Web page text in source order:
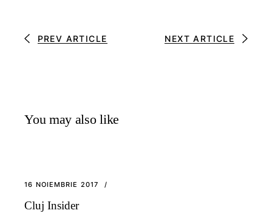
PREV ARTICLE NEXT ARTICLE
You may also like
16 NOIEMBRIE 2017
Cluj Insider